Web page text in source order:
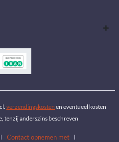
verzendingskosten en eventueel kosten
tenzij anderszins beschreven
Contact opnemen met